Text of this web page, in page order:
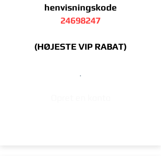
henvisningskode
24698247
(HØJESTE VIP RABAT)
.